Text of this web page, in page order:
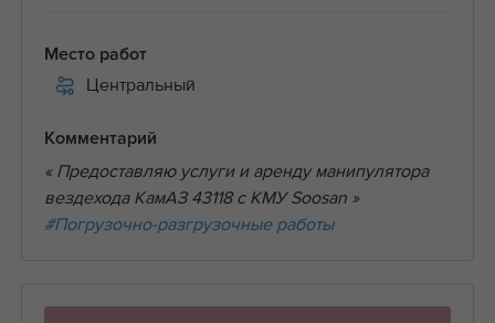
Место работ
Центральный
Комментарий
« Предоставляю услуги и аренду манипулятора
вездехода КамАЗ 43118 с КМУ Soosan »
#Погрузочно-разгрузочные работы